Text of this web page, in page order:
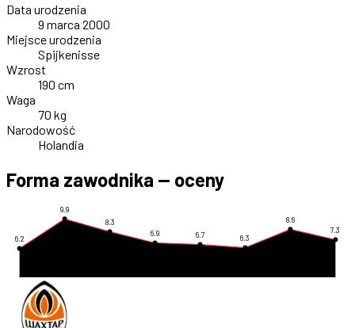
Data urodzenia
9 marca 2000
Miejsce urodzenia
Spijkenisse
Wzrost
190 cm
Waga
70 kg
Narodowość
Holandia
Forma zawodnika — oceny
6.2
9.9
8.3
6.9 6.7 6.3
8.6
7.3